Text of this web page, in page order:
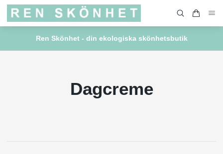
Ren Skönhet - din ekologiska skönhetsbutik
Dagcreme